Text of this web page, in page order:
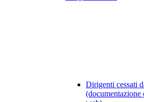
Dirigenti cessati
(documentazione